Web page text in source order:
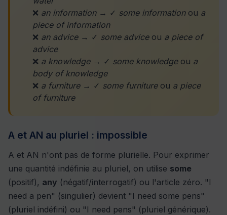
❌ an information→ ✓ some informationou a
piece of information
❌ an advice→ ✓ some adviceou a piece of
advice
❌ a knowledge→ ✓ some knowledgeou a
body of knowledge
❌ a furniture→ ✓ some furnitureou a piece
of furniture
A et AN au pluriel : impossible
A et AN n'ont pas de forme plurielle. Pour exprimer
une quantité indéfinie au pluriel, on utilise some
(positif), any (négatif/interrogatif) ou l'article zéro. "I
need a pen" (singulier) devient "I need some pens"
(pluriel indéfini) ou "I need pens" (pluriel générique).